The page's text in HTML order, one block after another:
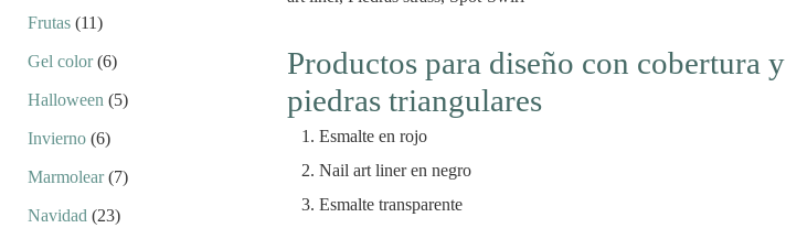
Productos para diseño con cobertura y
piedras triangulares
Esmalte en rojo
Nail art liner en negro
Esmalte transparente
Frutas (11)
Gel color(6)
Halloween (5)
Invierno (6)
Marmolear(7)
Navidad (23)